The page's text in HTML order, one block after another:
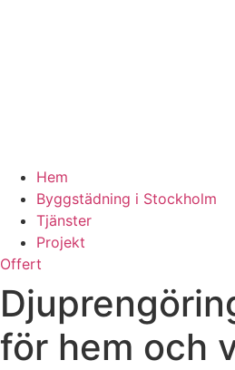
Hem
Byggstädning i Stockholm
Tjänster
Projekt
Offert
för hem och